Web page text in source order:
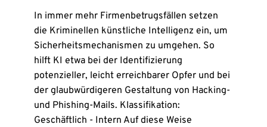
In immer mehr Firmenbetrugsfällen setzen
die Kriminellen künstliche Intelligenz ein, um
Sicherheitsmechanismen zu umgehen. So
hilft KI etwa bei der Identifizierung
potenzieller, leicht erreichbarer Opfer und bei
der glaubwürdigeren Gestaltung von Hacking-
und Phishing-Mails. Klassifikation:
Geschäftlich - Intern Auf diese Weise